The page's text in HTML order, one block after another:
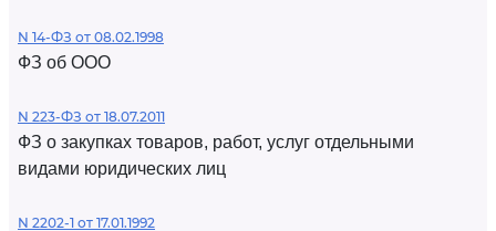
N 14-ФЗ от 08.02.1998
ФЗ об ООО
N 223-ФЗ от 18.07.2011
ФЗ о закупках товаров, работ, услуг отдельными
видами юридических лиц
N 2202-1 от 17.01.1992